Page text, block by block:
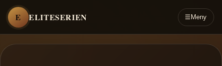
E ELITESERIEN ☰ Meny